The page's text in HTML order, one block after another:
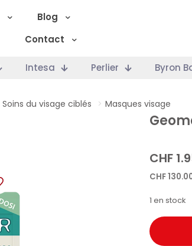
Blog
Contact
Intesa Perlier Byron
Soins du visage ciblés > Masques visage
CHF
CHF
1 en stock